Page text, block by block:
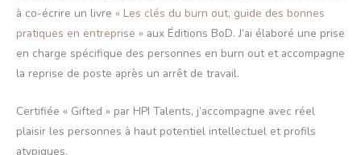
à co-écrire un livre « Les clés du burn out, guide des bonnes
pratiques en entreprise » aux Éditions BoD. J’ai élaboré une prise
en charge spécifique des personnes en burn out et accompagne
la reprise de poste après un arrêt de travail.
Certifiée « Gifted » par HPI Talents, j’accompagne avec réel
plaisir les personnes à haut potentiel intellectuel et profils
atypiques.